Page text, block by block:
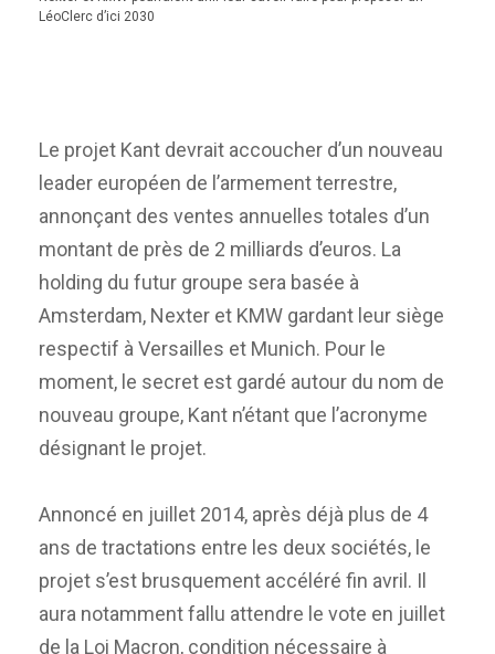
LéoClerc d’ici 2030
Le projet Kant devrait accoucher d’un nouveau
leader européen de l’armement terrestre,
annonçant des ventes annuelles totales d’un
montant de près de 2 milliards d’euros. La
holding du futur groupe sera basée à
Amsterdam, Nexter et KMW gardant leur siège
respectif à Versailles et Munich. Pour le
moment, le secret est gardé autour du nom de
nouveau groupe, Kant n’étant que l’acronyme
désignant le projet.
Annoncé en juillet 2014, après déjà plus de 4
ans de tractations entre les deux sociétés, le
projet s’est brusquement accéléré fin avril. Il
aura notamment fallu attendre le vote en juillet
de la Loi Macron, condition nécessaire à